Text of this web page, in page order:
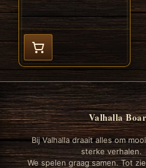
Valhalla
Bij Valhalla draait alles om
sterke verhalen.
We spelen graag samen. Tot